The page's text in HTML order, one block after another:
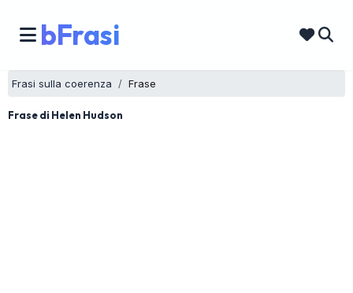
bFrasi
Frasi sulla coerenza Frase
Frase di Helen Hudson